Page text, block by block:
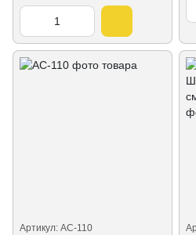
Артикул: AC-110